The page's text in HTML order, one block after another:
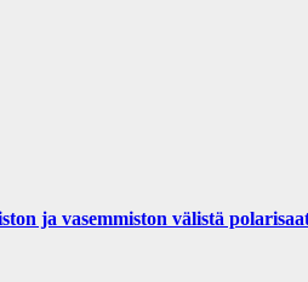
ja vasemmiston välistä